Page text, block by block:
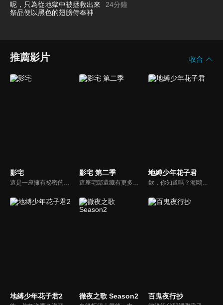
食的野蠻行徑呢，只為從地獄中被
24分鐘
推薦影片 收合
影宅
這是一座擁有祕密的宅邸——聳立在懸崖上的巨大宅邸——「影宅」裡頭住著模仿貴族舉止，沒有臉的一族人「影家人」。以及他們的「臉」，負責服侍影家人的「活人偶」。某天，一名「活人偶」來到「影家」一族的少女凱特身邊，就此展開「影子」與「人偶」之間不可思議的日常生活。世界奇妙的哥德式懸疑故事，終於迎來動畫版！
影宅 第二季
這座宅邸還藏有更多的秘密———結束「公開亮相」後，凱特、艾蜜莉可以及同期的三組成為成人開始了新生活。「影宅」的謎題尚未解明，兒童棟卻發生了新事件。遭到戴星者懷疑為叛徒的凱特與艾蜜莉可一同開始追查嫌犯——長袍神祕人的真實身分。究竟神秘人的真正目的是什麼……？
地縛少年花子君
欸，你知道嗎？海鷗學園的七大不可思議中的第七則故事。舊校舍三樓的女生廁所。花子就在那裡，祂會實現用一個代價將自己召喚出來的人的願望。召喚方式是敲三下門。然後──「花子、花子，您在嗎？」八尋寧寧是與人稱七大不可思議的第七則「廁所裡的花子」的「花子同學」結緣的少女。以及驅魔少年源光。他們兩人每天都與花子同學一同奔走，將被改變的七大不可思議與怪異們恢復原狀。某天，花子同學說了。七大不可思議中有叛徒。寧寧等人為了揪出叛徒，逐一破壞七大不可思議的附體之物。他們已破壞第二則「岬之階梯」與第五則「16時的書庫」，剩下的七大不可思議包括「廁所裡的花子」在內，還有五則……另一方面，花子同學的弟弟司，與七峰櫻、日向夏彥，還有變成新的七大不可思議的第三則「鏡子地獄」的三葉，一同逼近寧寧他們還沒見過的七大不可思議──
地縛少年花子君2 徹夜之歌 Season2 百鬼夜行抄